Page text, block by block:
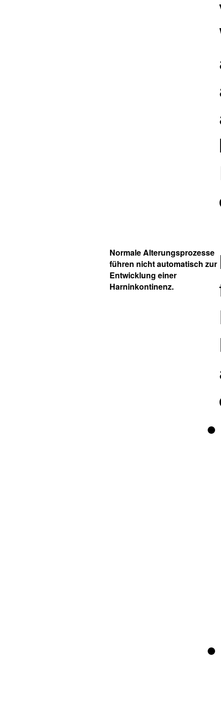
Normale Alterungsprozesse
führen nicht automatisch zur
Entwicklung einer
Harninkontinenz.